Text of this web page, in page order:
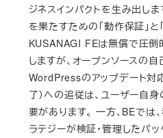
ジネスインパクトを生み出し
を果たすための「動作保証」と
KUSANAGI FEは無償で圧倒
しますが、オープンソースの自
WordPressのアップデート対
了）への追従は、ユーザー自
要があります。 一方、BEでは
ラテジーが検証・管理したパ